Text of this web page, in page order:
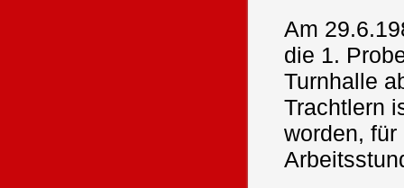
Am
die 1.
Turnhalle
Trachtlern
worden, für